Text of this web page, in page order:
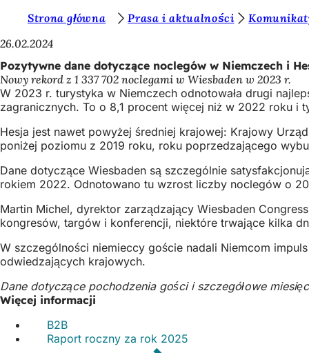
Przejdź do treści
e
s
t
e
ś
t
u
t
a
:
Strona główna Prasa i aktualności
26.02.2024
Pozytywne dane dotyczące noclegów w Niemczech i
Nowy rekord z 1 337 702 noclegami w Wiesbaden w 2023 r.
W 2023 r. turystyka w Niemczech odnotowała drugi
zagranicznych. To o 8,1 procent więcej niż w 2022 roku i
Hesja jest nawet powyżej średniej krajowej: Krajowy
poniżej poziomu z 2019 roku, roku poprzedzającego
Dane dotyczące Wiesbaden są szczególnie
rokiem 2022. Odnotowano tu wzrost liczby noclegów o
Martin Michel, dyrektor zarządzający Wiesbaden
kongresów, targów i konferencji, niektóre trwające kilka
W szczególności niemieccy goście nadali Niemcom
odwiedzających krajowych.
Dane dotyczące pochodzenia gości i szczegółowe
Więcej informacji
B2B
Raport roczny za rok 2025